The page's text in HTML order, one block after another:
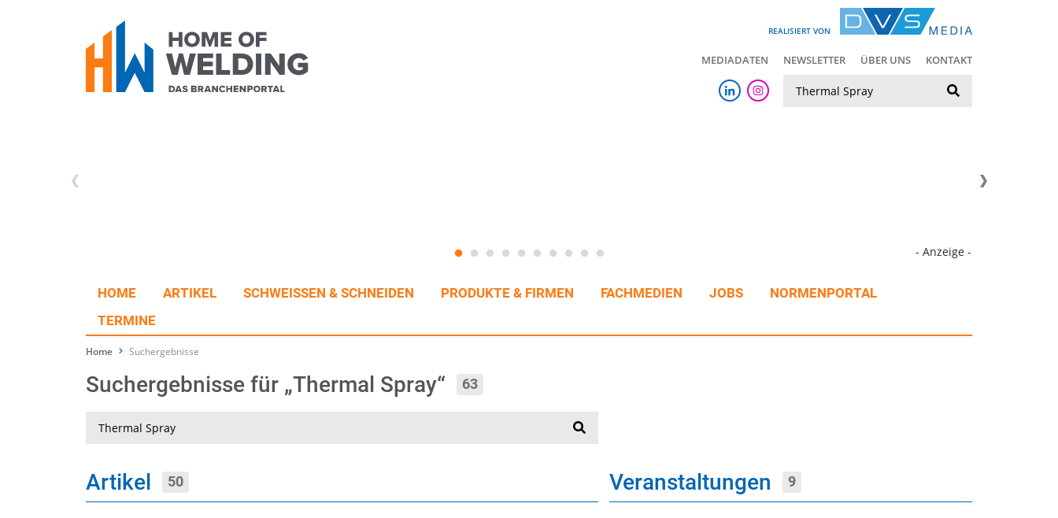
REALISIERT VON
MEDIADATEN NEWSLETTER ÜBER UNS KONTAKT
- Anzeige -
HOME ARTIKEL SCHWEISSEN & SCHNEIDEN PRODUKTE & FIRMEN FACHMEDIEN JOBS
NORMENPORTAL
TERMINE
Home Suchergebnisse
Suchergebnisse für „Thermal Spray“ 63
Artikel 50 Veranstaltungen 9